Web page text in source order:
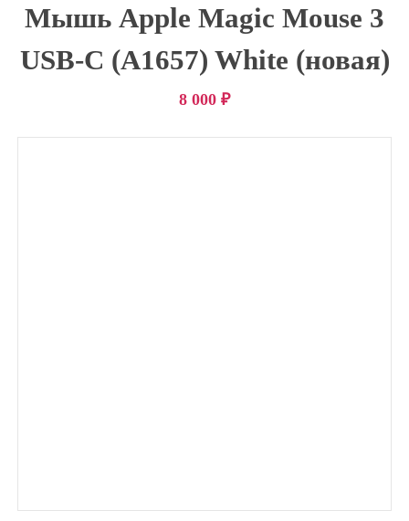
Мышь Apple Magic Mouse 3
USB-C (A1657) White (новая)
8 000 ₽